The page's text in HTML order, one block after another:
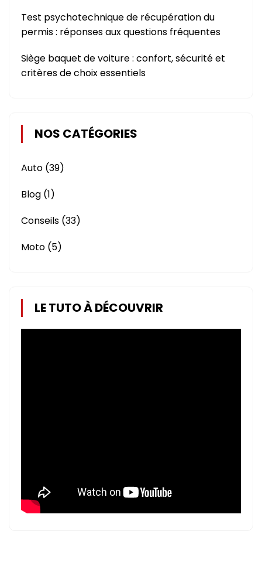
Test psychotechnique de récupération du
permis : réponses aux questions fréquentes
Siège baquet de voiture : confort, sécurité et
critères de choix essentiels
NOS CATÉGORIES
Auto (39)
Blog (1)
Conseils (33)
Moto (5)
LE TUTO À DÉCOUVRIR